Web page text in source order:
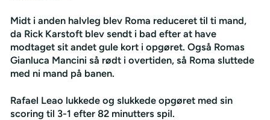
Midt i anden halvleg blev Roma reduceret til ti mand,
da Rick Karstoft blev sendt i bad efter at have
modtaget sit andet gule kort i opgøret. Også Romas
Gianluca Mancini så rødt i overtiden, så Roma sluttede
med ni mand på banen.
Rafael Leao lukkede og slukkede opgøret med sin
scoring til 3-1 efter 82 minutters spil.